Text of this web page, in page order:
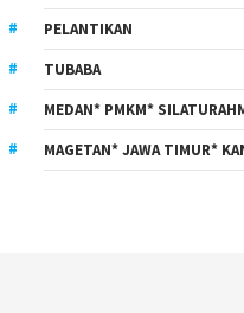
PELANTIKAN
TUBABA
MEDAN* PMKM*
MAGETAN* JAWA TIMUR*